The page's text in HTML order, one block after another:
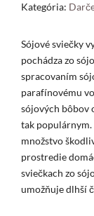
Kategória:
Sójové sviečky
pochádza zo
spracovaním
parafínovému
sójových bôbov
tak populárnym.
množstvo
prostredie
sviečkach zo
umožňuje dlhší